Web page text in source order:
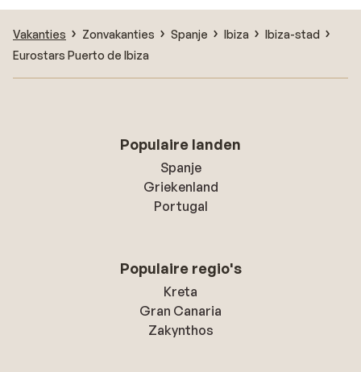
Vakanties Zonvakanties Spanje Ibiza
Ibiza-stad
Eurostars Puerto de Ibiza
Populaire landen
Spanje
Griekenland
Portugal
Populaire regio's
Kreta
Gran Canaria
Zakynthos